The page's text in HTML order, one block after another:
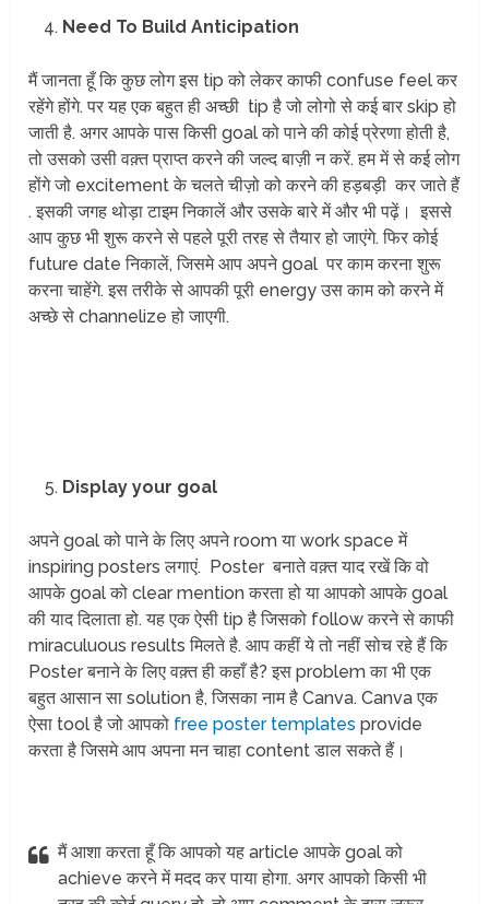
Need To Build Anticipation
मैं जानता हूँ कि कुछ लोग इस tip को लेकर काफी confuse feel कर
रहेंगे होंगे. पर यह एक बहुत ही अच्छी tip है जो लोगो से कई बार skip हो
जाती है. अगर आपके पास किसी goal को पाने की कोई प्रेरणा होती है,
तो उसको उसी वक़्त प्राप्त करने की जल्द बाज़ी न करें. हम में से कई लोग
होंगे जो excitement के चलते चीज़ो को करने की हड़बड़ी कर जाते हैं
. इसकी जगह थोड़ा टाइम निकालें और उसके बारे में और भी पढ़ें। इससे
आप कुछ भी शुरू करने से पहले पूरी तरह से तैयार हो जाएंगे. फिर कोई
future date निकालें, जिसमे आप अपने goal पर काम करना शुरू
करना चाहेंगे. इस तरीके से आपकी पूरी energy उस काम को करने में
अच्छे से channelize हो जाएगी.
Display your goal
अपने goal को पाने के लिए अपने room या work space में
inspiring posters लगाएं. Poster बनाते वक़्त याद रखें कि वो
आपके goal को clear mention करता हो या आपको आपके goal
की याद दिलाता हो. यह एक ऐसी tip है जिसको follow करने से काफी
miraculuous results मिलते है. आप कहीं ये तो नहीं सोच रहे हैं कि
Poster बनाने के लिए वक़्त ही कहाँ है? इस problem का भी एक
बहुत आसान सा solution है, जिसका नाम है Canva. Canva एक
ऐसा tool है जो आपको free poster templates provide
करता है जिसमे आप अपना मन चाहा content डाल सकते हैं।
मैं आशा करता हूँ कि आपको यह article आपके goal को
achieve करने में मदद कर पाया होगा. अगर आपको किसी भी